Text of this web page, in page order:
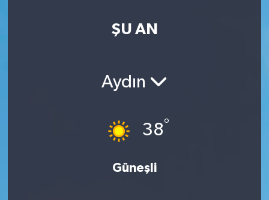
ŞU AN
Aydın
38°
Güneşli